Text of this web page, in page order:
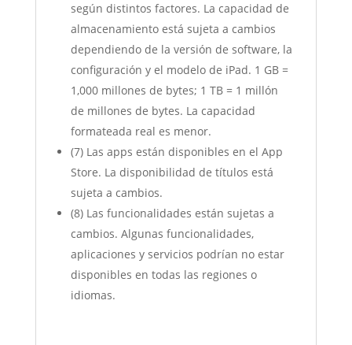
según distintos factores. La capacidad de
almacenamiento está sujeta a cambios
dependiendo de la versión de software, la
configuración y el modelo de iPad. 1 GB =
1,000 millones de bytes; 1 TB = 1 millón
de millones de bytes. La capacidad
formateada real es menor.
(7) Las apps están disponibles en el App
Store. La disponibilidad de títulos está
sujeta a cambios.
(8) Las funcionalidades están sujetas a
cambios. Algunas funcionalidades,
aplicaciones y servicios podrían no estar
disponibles en todas las regiones o
idiomas.